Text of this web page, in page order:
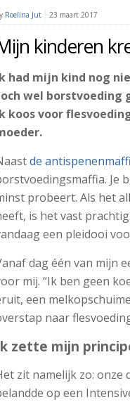
Roelina Jut 23 maart 2017
kinderen
had mijn kind nog
wel borstvoeding
koos voor
de
Je
probeert. Als het
is het vast
een pleidooi
dag één van mijn
mij. “Ik ben geen
een
naar
zette mijn
zit namelijk zo: onze
op een